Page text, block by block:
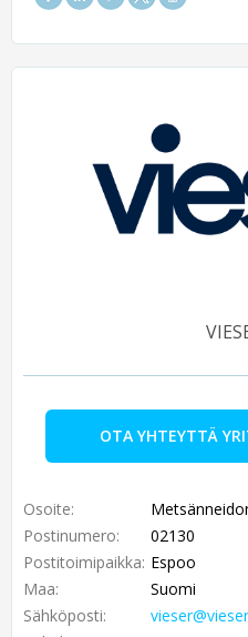
OTA YHTEYTTÄ
Osoite:
Postinumero:
02130
Postitoimipaikka: Espoo
Maa:
Suomi
Sähköposti: